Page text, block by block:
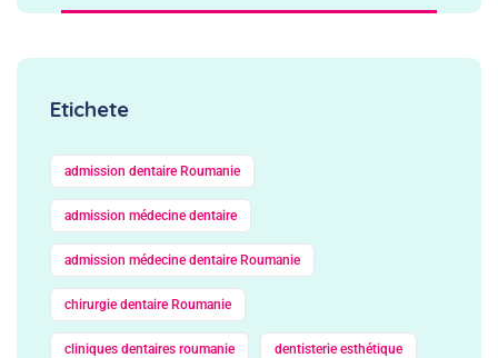
Etichete
admission dentaire Roumanie
admission médecine dentaire
admission médecine dentaire Roumanie
chirurgie dentaire Roumanie
cliniques dentaires roumanie dentisterie esthétique